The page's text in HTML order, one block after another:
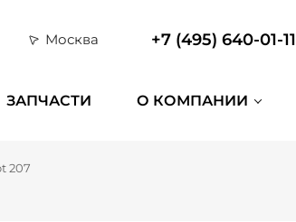
Москва +7 (495) 640-01-11
ЗАПЧАСТИ О КОМПАНИИ
207